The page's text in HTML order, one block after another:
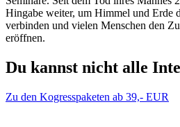
Hingabe weiter, um Himmel und Erde
verbinden und vielen Menschen den
eröffnen.
Du kannst nicht alle
Zu den Kogresspaketen ab 39,- EUR